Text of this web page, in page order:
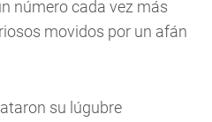
número cada vez más
movidos por un afán
su lúgubre